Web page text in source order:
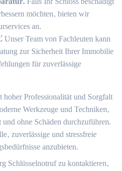
möchten‚ bieten wir
an.​
Unser Team von Fachleuten kann
zur Sicherheit Ihrer Immobilie
für zuverlässige
hoher Professionalität und Sorgfalt
Werkzeuge und Techniken‚
ohne Schäden durchzuführen.​
zuverlässige und stressfreie
anzubieten.​
Schlüsselnotruf zu kontaktieren‚